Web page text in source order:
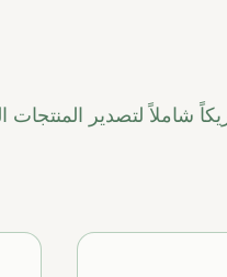
شاملاً لتصدير المنتجات